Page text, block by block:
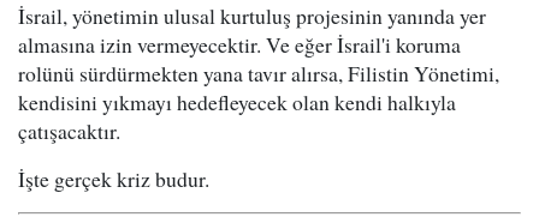
İsrail, yönetimin ulusal kurtuluş projesinin yanında yer
almasına izin vermeyecektir. Ve eğer İsrail'i koruma
rolünü sürdürmekten yana tavır alırsa, Filistin Yönetimi,
kendisini yıkmayı hedefleyecek olan kendi halkıyla
çatışacaktır.
İşte gerçek kriz budur.